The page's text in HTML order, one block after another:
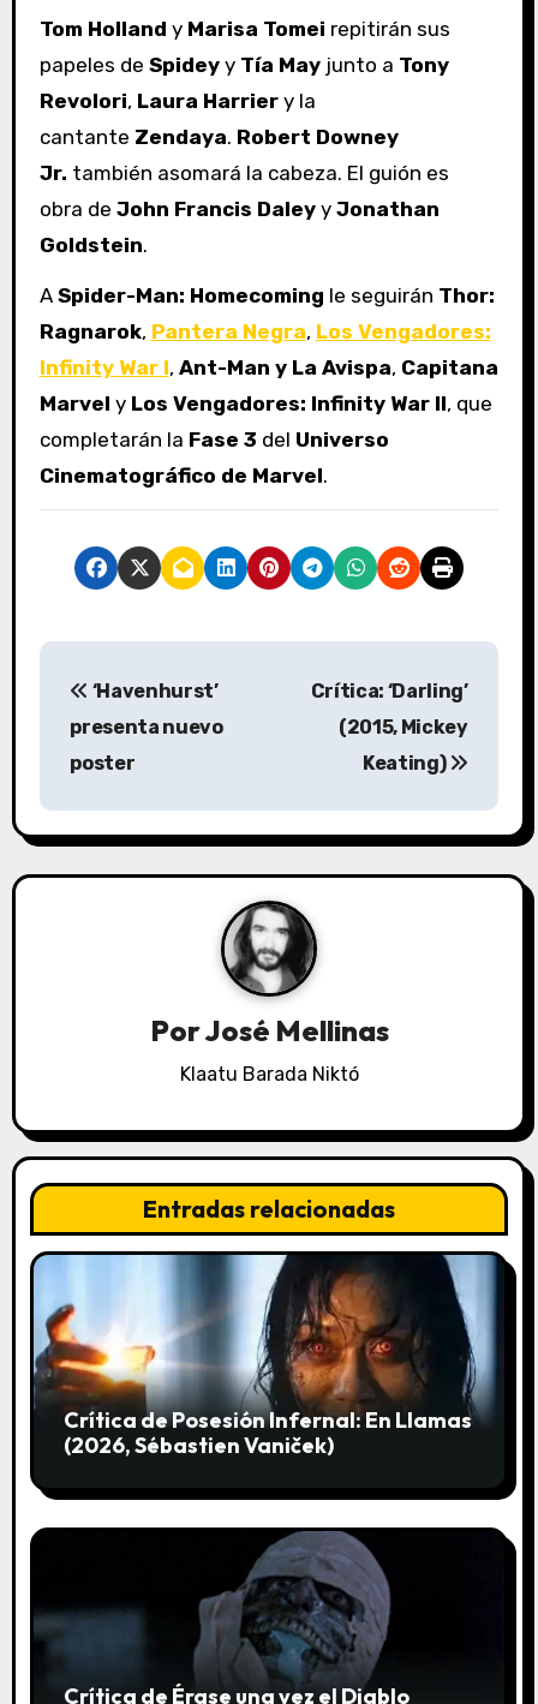
Tom Holland y Marisa Tomei repitirán sus
papeles de Spideyy Tía Mayjunto a Tony
Revolori, Laura Harriery la
cantante Zendaya. Robert Downey
Jr. también asomará la cabeza. El guión es
obra de John Francis Daleyy Jonathan
Goldstein.
ASpider-Man: Homecoming le seguirán Thor:
Ragnarok, Pantera Negra, Los Vengadores:
Infinity War I, Ant-Man y La Avispa, Capitana
Marvel yLos Vengadores: Infinity War II, que
completarán la Fase 3 del Universo
Cinematográfico de Marvel.
N
e
g
d
e
e
n
t
r
d
s
‘Havenhurst’
presenta nuevo
poster
Crítica: ‘Darling’
(2015, Mickey
Keating)
PorJosé Mellinas
Klaatu Barada Niktó
Entradas relacionadas
Crítica de Posesión Infernal: En Llamas
(2026, Sébastien Vaniček)
Crítica de Érase una vez el Diablo